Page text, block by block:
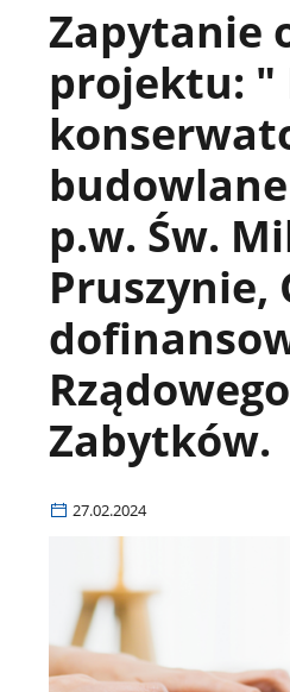
Zapytanie
projektu: "
p.w. Św.
Pruszynie,
Zabytków.
27.02.2024